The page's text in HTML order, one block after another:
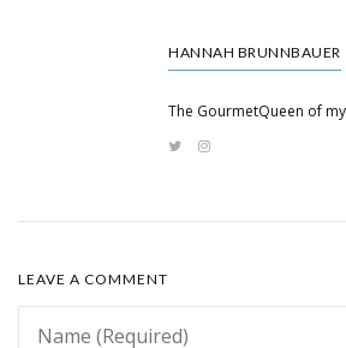
HANNAH BRUNNBAUER
The GourmetQueen of
LEAVE A COMMENT